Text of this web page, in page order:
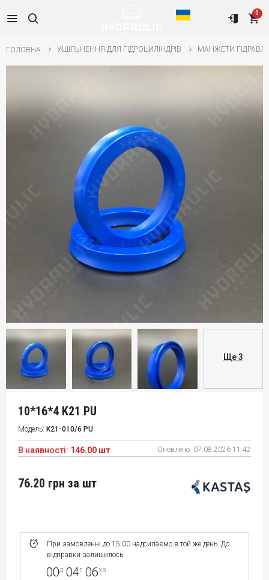
0
ГОЛОВНА УЩІЛЬНЕННЯ ДЛЯ ГІДРОЦИЛІНДРІВ МАНЖЕТИ
Ще 3
10*16*4 K21 PU
Модель: K21-010/6 PU
В наявності: 146.00 шт Оновлено: 07.08.2026 11:42
При замовленні до 15:00 надсилаємо в той же день. До
відправки залишилось:
00д 04г 06хв
76.20 грн за шт